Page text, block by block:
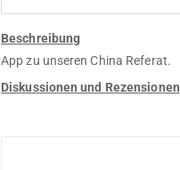
Beschreibung
App zu unseren China Referat.
Diskussionen und Rezensionen